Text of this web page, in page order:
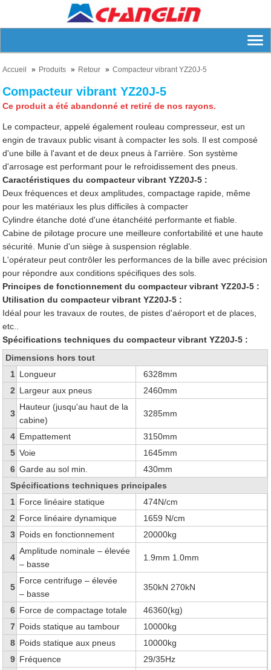
Accueil Produits Retour Compacteur vibrant YZ20J-5
Compacteur vibrant YZ20J-5
Ce produit a été abandonné et retiré de nos rayons.
Le compacteur, appelé également rouleau compresseur, est un
engin de travaux public visant à compacter les sols. Il est composé
d'une bille à l'avant et de deux pneus à l'arrière. Son système
d'arrosage est performant pour le refroidissement des pneus.
Caractéristiques du compacteur vibrant YZ20J-5 :
Deux fréquences et deux amplitudes, compactage rapide, même
pour les matériaux les plus difficiles à compacter
Cylindre étanche doté d'une étanchéité performante et fiable.
Cabine de pilotage procure une meilleure confortabilité et une haute
sécurité. Munie d'un siège à suspension réglable.
L'opérateur peut contrôler les performances de la bille avec précision
pour répondre aux conditions spécifiques des sols.
Principes de fonctionnement du compacteur vibrant YZ20J-5 :
Utilisation du compacteur vibrant YZ20J-5 :
Idéal pour les travaux de routes, de pistes d'aéroport et de places,
etc..
Spécifications techniques du compacteur vibrant YZ20J-5 :
Dimensions hors tout
1 Longueur
6328mm
2 Largeur aux pneus 2460mm
3
Hauteur (jusqu'au haut de la
cabine)
3285mm
4 Empattement
3150mm
5 Voie
1645mm
6 Garde au sol min.
430mm
Spécifications techniques principales
1 Force linéaire statique
474N/cm
2 Force linéaire dynamique
1659 N/cm
3 Poids en fonctionnement 20000kg
4
Amplitude nominale – élevée
– basse
1.9mm 1.0mm
5
Force centrifuge – élevée
– basse
350kN 270kN
6 Force de compactage totale
46360(kg)
7 Poids statique au tambour
10000kg
8 Poids statique aux pneus
10000kg
9 Fréquence 29/35Hz